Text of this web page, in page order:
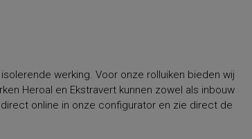
werking. Voor onze rolluiken bieden wij
Heroal en Ekstravert kunnen zowel als inbouw
online in onze configurator en zie direct de